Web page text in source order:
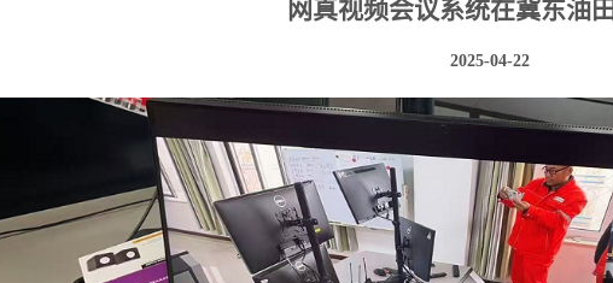
网真视频会议系统在冀东油
2025-04-22